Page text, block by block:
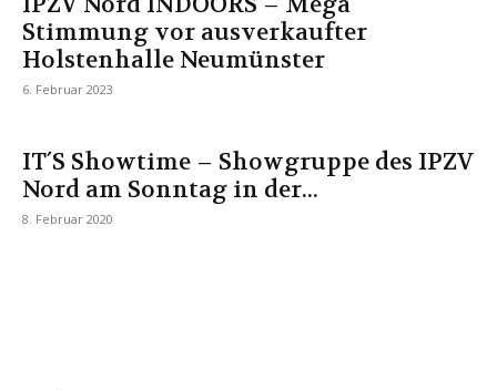
Stimmung vor ausverkaufter
Holstenhalle Neumünster
6. Februar 2023
IT´S Showtime – Showgruppe des IPZV
Nord am Sonntag in der...
8. Februar 2020